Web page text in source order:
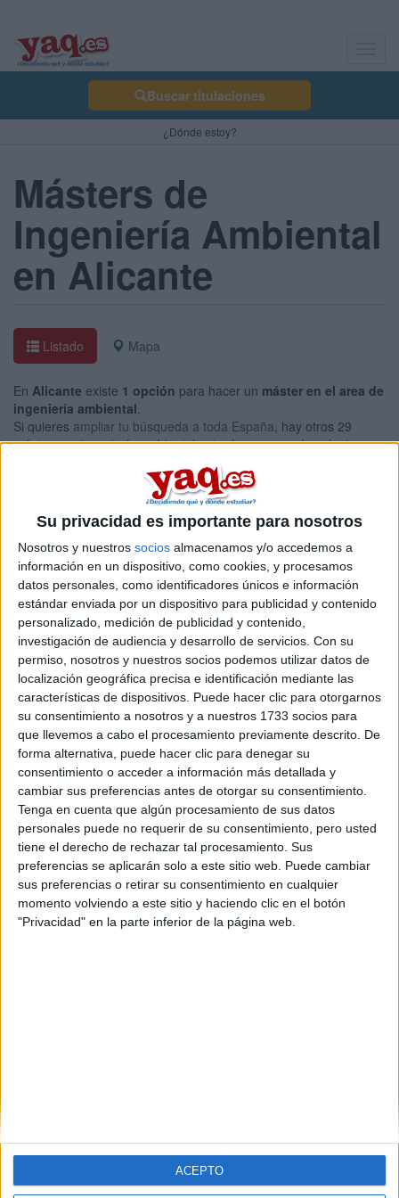
Su privacidad es importante para nosotros
Nosotros y nuestros socios almacenamos y/o accedemos a
información en un dispositivo, como cookies, y procesamos
datos personales, como identificadores únicos e información
estándar enviada por un dispositivo para publicidad y contenido
personalizado, medición de publicidad y contenido,
investigación de audiencia y desarrollo de servicios. Con su
permiso, nosotros y nuestros socios podemos utilizar datos de
localización geográfica precisa e identificación mediante las
características de dispositivos. Puede hacer clic para otorgarnos
su consentimiento a nosotros y a nuestros 1733 socios para
que llevemos a cabo el procesamiento previamente descrito. De
forma alternativa, puede hacer clic para denegar su
consentimiento o acceder a información más detallada y
cambiar sus preferencias antes de otorgar su consentimiento.
Tenga en cuenta que algún procesamiento de sus datos
personales puede no requerir de su consentimiento, pero usted
tiene el derecho de rechazar tal procesamiento. Sus
preferencias se aplicarán solo a este sitio web. Puede cambiar
sus preferencias o retirar su consentimiento en cualquier
momento volviendo a este sitio y haciendo clic en el botón
"Privacidad" en la parte inferior de la página web.
ACEPTO
Buscar titulaciones
¿Dónde estoy?
Másters de
Ingeniería Ambiental
en Alicante
Listado Mapa
En Alicante existe 1 opción para hacer un máster en el area de
ingeniería ambiental.
Si quieres ampliar tu búsqueda a toda España, hay otros 29
másters en ingeniería ambiental entre los que puedes elegir.
Estos estudios están asociados a la rama de Ciencias, Ingeniería
Semipresencial |
Máster Universitario en
Gestión, Tratamiento y Valorización de
Residuos Orgánicos
UNIVERSIDAD MIGUEL HERNáNDEZ DE ELCHE (Universidad
Pública)
Tipo: Máster
Pídeles información ¡GRATIS!
Seleccionar por provincia
Alicante(1)
Barcelona(4)
A Coruña(1)
Córdoba (1)
Cantabria (2)
Granada(1)
Huelva(1)
Madrid(3)
Málaga(2)
Murcia(2)
Navarra(1)